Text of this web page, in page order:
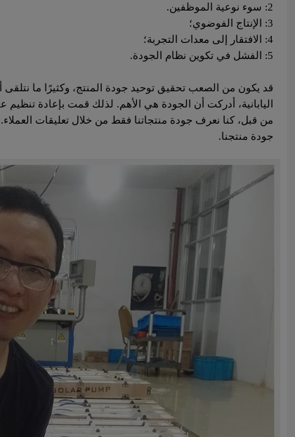
2: سوء نوعية الموظفين.
3: الإنتاج الفوضوي؛
4: الافتقار إلى معدات التجربة؛
5: الفشل في تكوين نظام الجودة.
قد يكون من الصعب تحقيق توحيد جودة المنتج، وكثيرًا ما
اليابانية، أدركت أن الجودة هي الأهم. لذلك قمت بإعادة
جودة منتجنا.